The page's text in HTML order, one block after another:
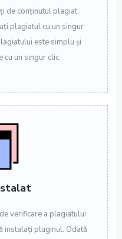
de conținutul plagiat.
plagiatul cu un singur
este simplu și
cu un singur clic.
verificare a plagiatului
instalați pluginul. Odată